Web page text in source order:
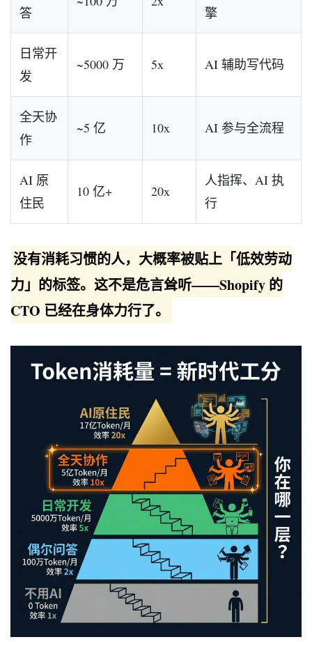
答 擎
日常开
发
~5000 万 5x AI 辅助写代码
全天协
作
~5 亿 10x AI 参与全流程
AI 原
住民
10 亿+ 20x
人指挥、AI 执
行
没有消耗习惯的人，大概率被贴上「低效劳动
力」的标签。这不是危言耸听——Shopify 的
CTO 已经在身体力行了。